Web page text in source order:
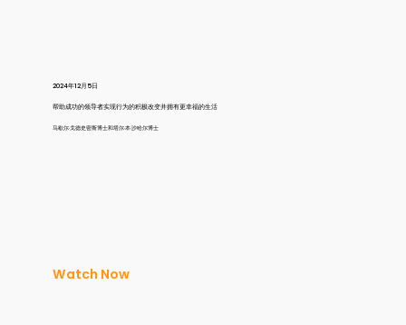
2024年12月5日
帮助成功的领导者实现行为的积极改变并拥有更幸福的生活
马歇尔·戈德史密斯博士和塔尔·本·沙哈尔博士
Watch Now